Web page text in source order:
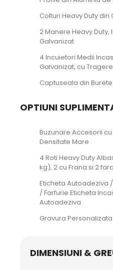
Colturi Heavy Duty din
2 Manere Heavy Duty,
Galvanizat
4 Incuietori Medii
Galvanizat, cu
Captuseala din
OPTIUNI
Buzunare Accesorii
Densitate Mare
4 Roti Heavy Duty
kg), 2 cu Frana si 2
Eticheta Autoadeziva
/ Farfurie Eticheta
Autoadeziva
Gravura Personalizata
DIMENSIUNI &